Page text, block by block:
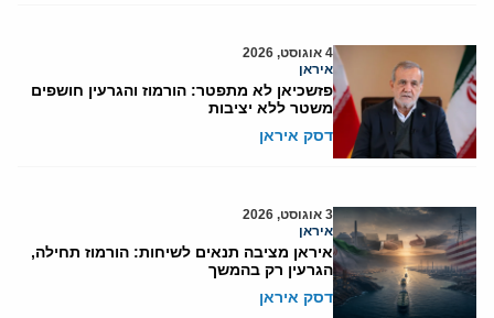
4 אוגוסט, 2026
איראן
פזשכיאן לא מתפטר: הורמוז והגרעין חושפים
משטר ללא יציבות
דסק איראן
3 אוגוסט, 2026
איראן
איראן מציבה תנאים לשיחות: הורמוז תחילה,
הגרעין רק בהמשך
דסק איראן